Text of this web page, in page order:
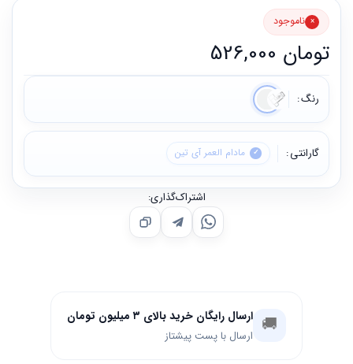
اطلاعات تبدیل کرده است.
تومان
ناموجود
رنگ
گارانتی مادام العمر آی تین
اشتراک‌گذاری:
🚚 ارسال رایگان خرید بالای ۳ میلیون تومان
ارسال با پست پیشتاز